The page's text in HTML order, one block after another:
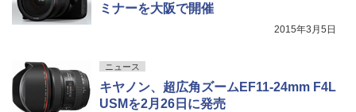
ミナーを大阪で開催
2015年3月5日
ニュース
キヤノン、超広角ズームEF11-24mm F4L
USMを2月26日に発売